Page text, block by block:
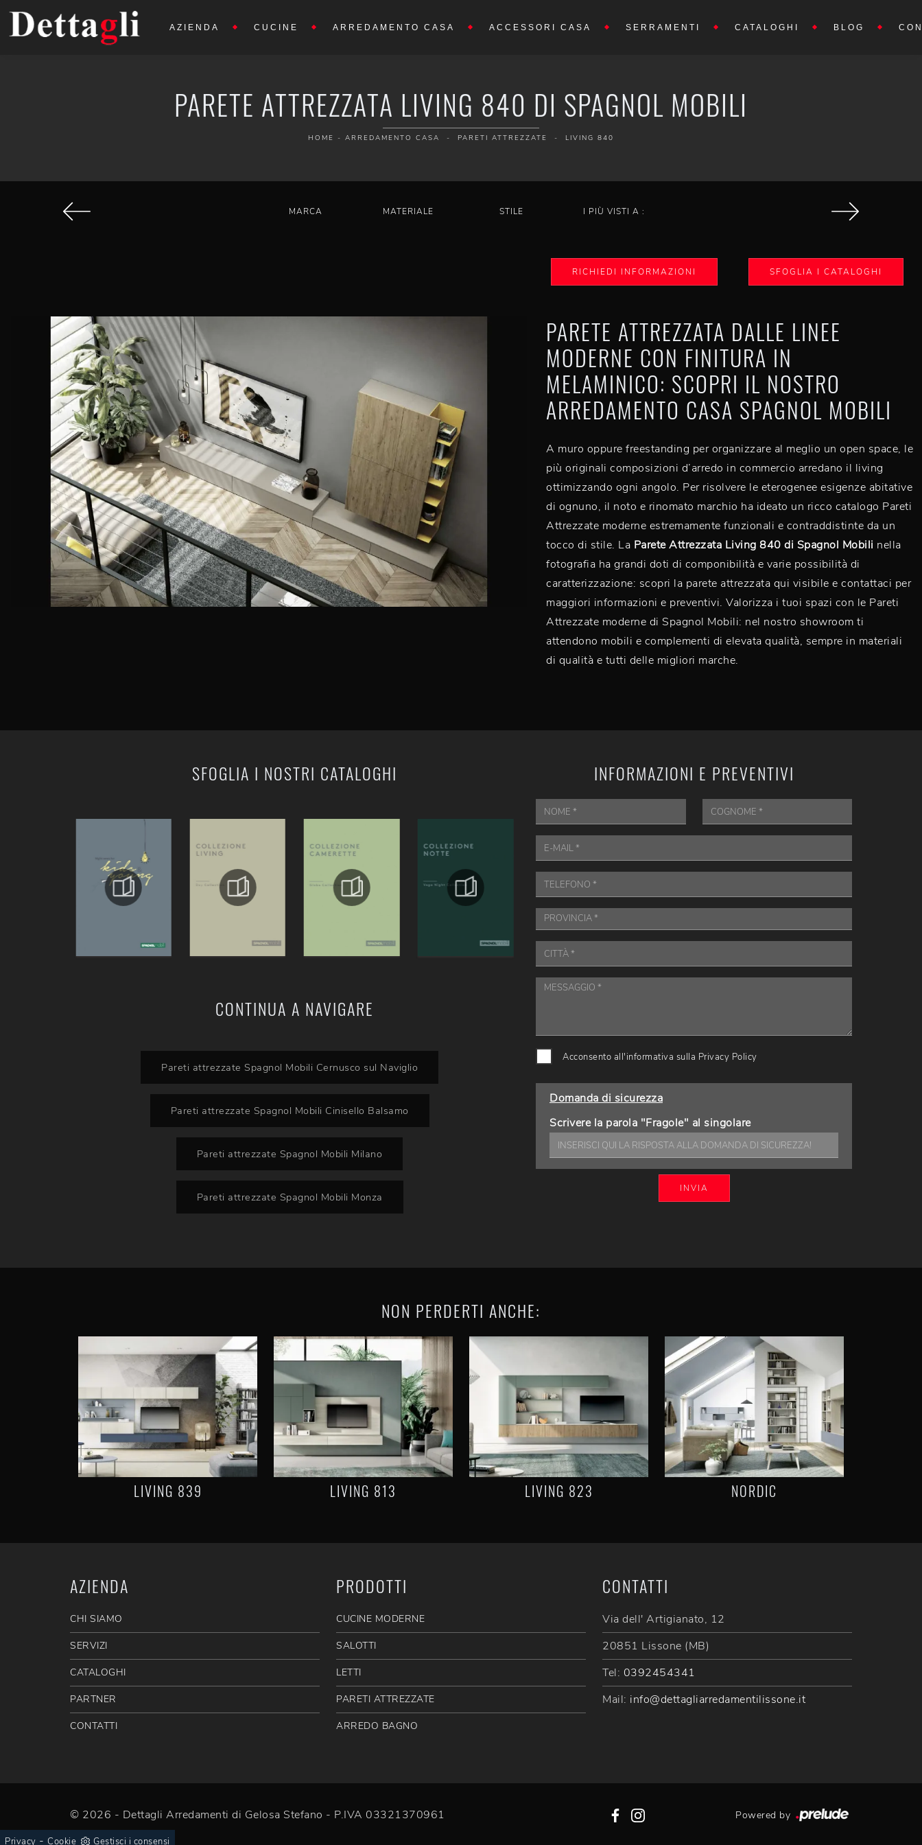
AZIENDA CUCINE ARREDAMENTO CASA ACCESSORI CASA SERRAMENTI CATALOGHI BLOG
PARETE ATTREZZATA LIVING 840 DI SPAGNOL MOBILI
HOME - ARREDAMENTO CASA - PARETI ATTREZZATE - LIVING 840
MARCA MATERIALE STILE I PIÙ VISTI A :
RICHIEDI INFORMAZIONI SFOGLIA I CATALOGHI
PARETE ATTREZZATA DALLE LINEE
MODERNE CON FINITURA IN
MELAMINICO: SCOPRI IL NOSTRO
ARREDAMENTO CASA SPAGNOL MOBILI
A muro oppure freestanding per organizzare al meglio un open space, le
più originali composizioni d’arredo in commercio arredano il living
ottimizzando ogni angolo. Per risolvere le eterogenee esigenze abitative
di ognuno, il noto e rinomato marchio ha ideato un ricco catalogo Pareti
Attrezzate moderne estremamente funzionali e contraddistinte da un
tocco di stile. La Parete Attrezzata Living 840 di Spagnol Mobili nella
fotografia ha grandi doti di componibilità e varie possibilità di
caratterizzazione: scopri la parete attrezzata qui visibile e contattaci per
maggiori informazioni e preventivi. Valorizza i tuoi spazi con le Pareti
Attrezzate moderne di Spagnol Mobili: nel nostro showroom ti
attendono mobili e complementi di elevata qualità, sempre in materiali
di qualità e tutti delle migliori marche.
SFOGLIA I NOSTRI CATALOGHI
CONTINUA A NAVIGARE
Pareti attrezzate Spagnol Mobili Cernusco sul Naviglio
Pareti attrezzate Spagnol Mobili Cinisello Balsamo
Pareti attrezzate Spagnol Mobili Milano
Pareti attrezzate Spagnol Mobili Monza
INFORMAZIONI E PREVENTIVI
Acconsento all'informativa sulla Privacy Policy
Domanda di sicurezza
Scrivere la parola "Fragole" al singolare
INVIA
NON PERDERTI ANCHE:
LIVING 839 LIVING 813 LIVING 823 NORDIC
AZIENDA
CHI SIAMO
SERVIZI
CATALOGHI
PARTNER
CONTATTI
PRODOTTI
CUCINE MODERNE
SALOTTI
LETTI
PARETI ATTREZZATE
ARREDO BAGNO
CONTATTI
Via dell' Artigianato, 12
20851 Lissone (MB)
Tel: 0392454341
Mail: info@dettagliarredamentilissone.it
© 2026 - Dettagli Arredamenti di Gelosa Stefano - P.IVA 03321370961 Powered by
Privacy - Cookie Gestisci i consensi